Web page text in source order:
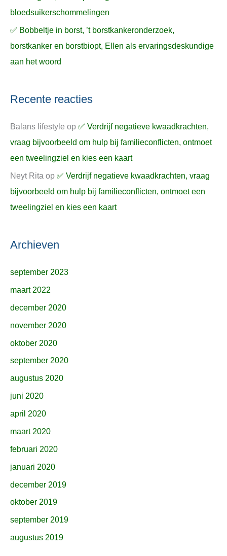
bloedsuikerschommelingen
✅ Bobbeltje in borst, ’t borstkankeronderzoek,
borstkanker en borstbiopt, Ellen als ervaringsdeskundige
aan het woord
Recente reacties
Balans lifestyle op ✅ Verdrijf negatieve kwaadkrachten,
vraag bijvoorbeeld om hulp bij familieconflicten, ontmoet
een tweelingziel en kies een kaart
Neyt Rita op ✅ Verdrijf negatieve kwaadkrachten, vraag
bijvoorbeeld om hulp bij familieconflicten, ontmoet een
tweelingziel en kies een kaart
Archieven
september 2023
maart 2022
december 2020
november 2020
oktober 2020
september 2020
augustus 2020
juni 2020
april 2020
maart 2020
februari 2020
januari 2020
december 2019
oktober 2019
september 2019
augustus 2019